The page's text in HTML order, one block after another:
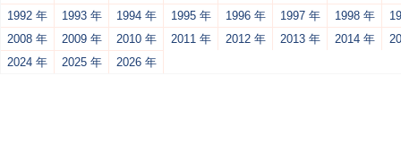
1992 年
1993 年 1994 年 1995 年 1996 年 1997 年 1998 年
2008 年
2009 年 2010 年 2011 年 2012 年 2013 年 2014 年
2024 年
2025 年 2026 年